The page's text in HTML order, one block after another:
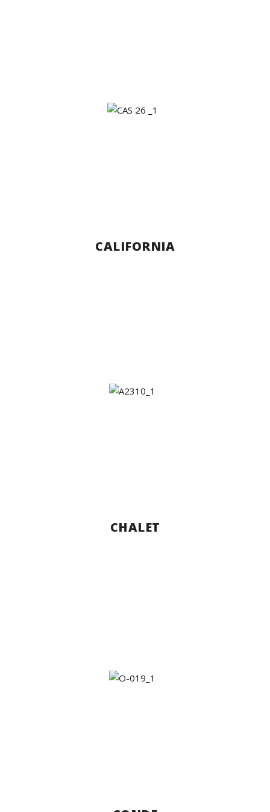
CALIFORNIA
CHALET